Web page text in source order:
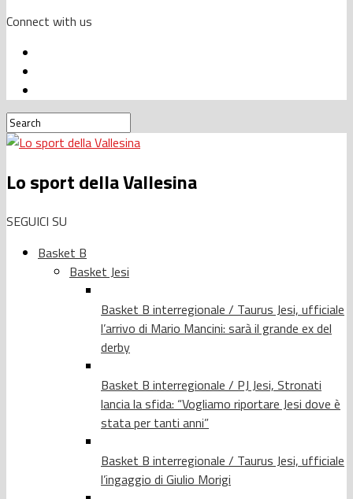
Connect with us
Lo sport della Vallesina
SEGUICI SU
Basket B
Basket Jesi
Basket B interregionale / Taurus Jesi, ufficiale
l’arrivo di Mario Mancini: sarà il grande ex del
derby
Basket B interregionale / PJ Jesi, Stronati
lancia la sfida: “Vogliamo riportare Jesi dove è
stata per tanti anni”
Basket B interregionale / Taurus Jesi, ufficiale
l’ingaggio di Giulio Morigi